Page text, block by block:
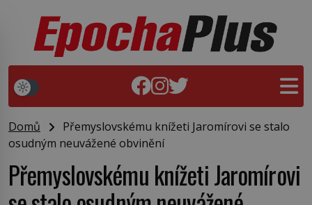
Domů
Přemyslovskému knížeti Jaromírovi se stalo
osudným neuvážené obvinění
Přemyslovskému knížeti Jaromírovi